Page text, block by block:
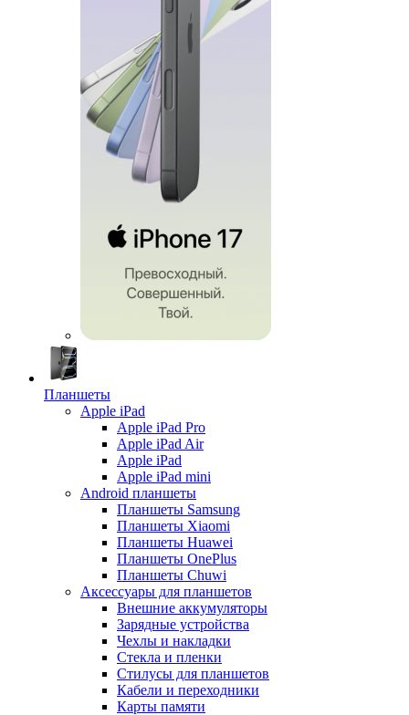
Планшеты
Apple iPad
Apple iPad Pro
Apple iPad Air
Apple iPad
Apple iPad mini
Android планшеты
Планшеты Samsung
Планшеты Xiaomi
Планшеты Huawei
Планшеты OnePlus
Планшеты Chuwi
Аксессуары для планшетов
Внешние аккумуляторы
Зарядные устройства
Чехлы и накладки
Стекла и пленки
Стилусы для планшетов
Кабели и переходники
Карты памяти